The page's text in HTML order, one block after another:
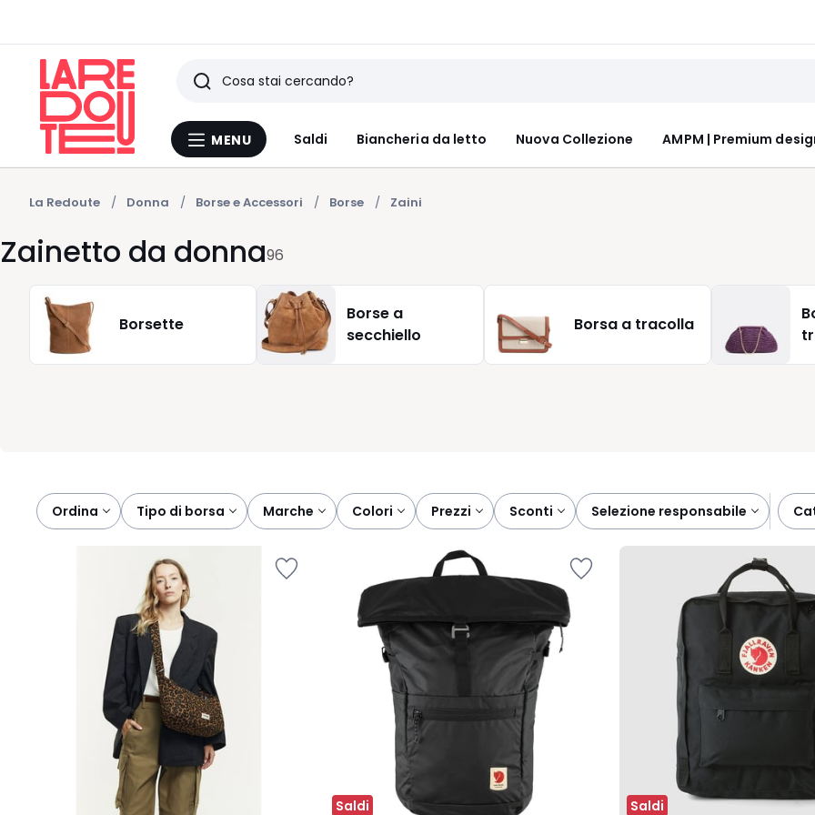
Menu
MENU Saldi Biancheria da letto Nuova Collezione AMPM | Premium
Ricerca
Ultimi
articoli
visti
La Redoute Donna Borse e Accessori Borse Zaini
Zainetto da donna96
Borsette
Borse a
secchiello
Borsa a tracolla
Ordina
tipo di borsa marche colori prezzi sconti selezione responsabile
Saldi Saldi